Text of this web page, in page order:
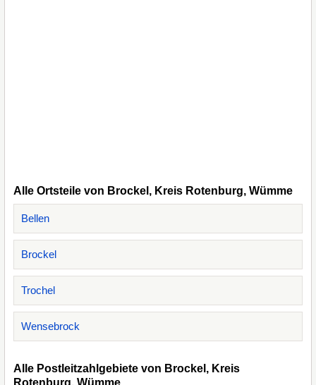
Alle Ortsteile von Brockel, Kreis Rotenburg, Wümme
Bellen
Brockel
Trochel
Wensebrock
Alle Postleitzahlgebiete von Brockel, Kreis
Rotenburg, Wümme